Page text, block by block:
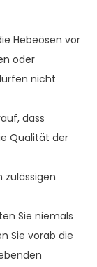
Hebeösen vor
oder
nicht
dass
Qualität der
zulässigen
Sie niemals
Sie vorab die